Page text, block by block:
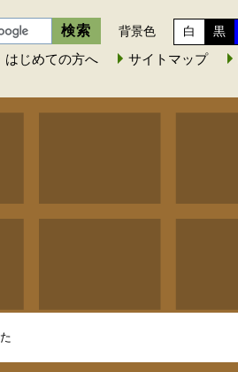
背景色 白 黒
はじめての方へ サイトマップ